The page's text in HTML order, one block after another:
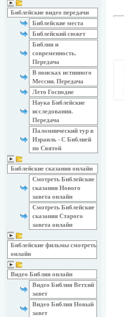
Библейские видео передачи
Библейские места
Библейский сюжет
Библия и
современность.
Передача
В поисках истинного
Мессии. Передача
Лето Господне
Наука Библейские
исследования.
Передача
Паломнический тур в
Израиль - С Библией
по Святой
Библейские сказания онлайн
Смотреть Библейские
сказания Нового
завета онлайн
Смотреть Библейские
сказания Старого
завета онлайн
Библейские фильмы смотреть
онлайн
Видео Библия онлайн
Видео Библия Ветхий
завет
Видео Библия Новый
завет